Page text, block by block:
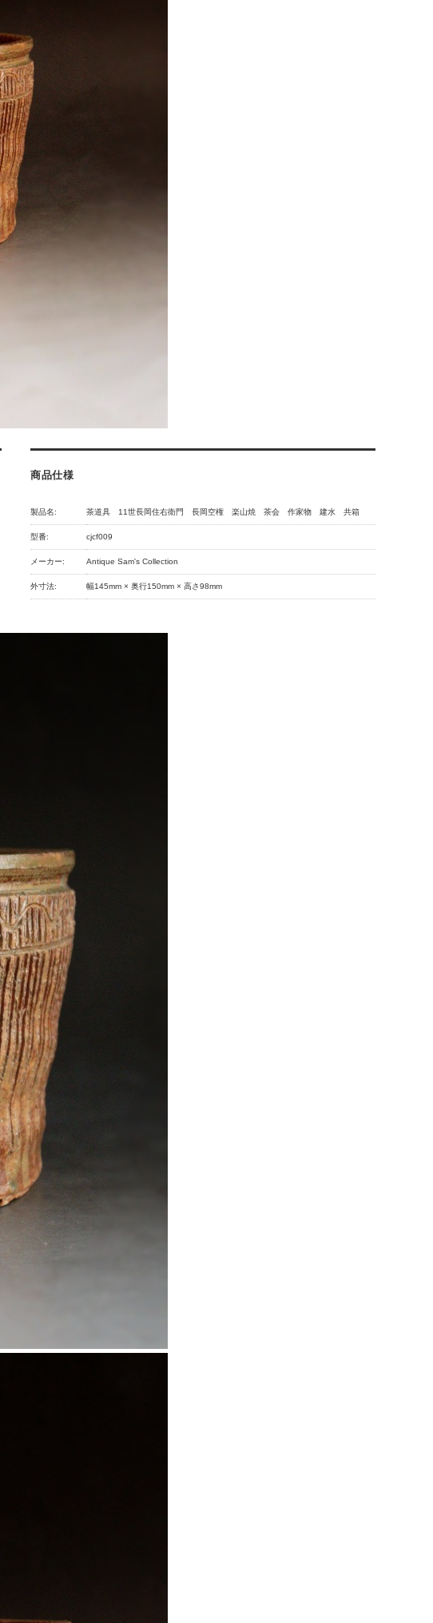
商品仕様
製品名: 茶道具 11世長岡住右衛門 長岡空権 楽山焼 茶会 作家物 建水 共箱
型番: cjcf009
メーカー: Antique Sam's Collection
外寸法: 幅145mm × 奥行150mm × 高さ98mm